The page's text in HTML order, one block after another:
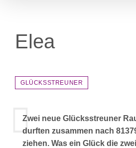
Elea
GLÜCKSSTREUNER
Zwei neue Glücksstreuner
durften zusammen nach
ziehen. Was ein Glück die